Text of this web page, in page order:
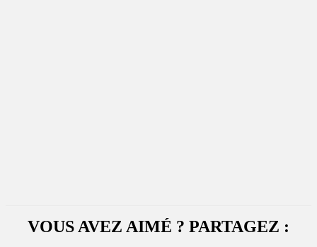
VOUS AVEZ AIMÉ ? PARTAGEZ :